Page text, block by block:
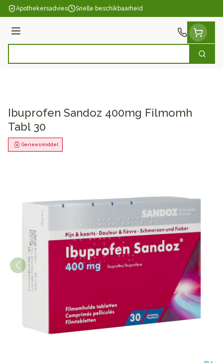
Ga naar de inhoud
Apothekersadvies Snelle beschikbaarheid
Menu
Zoek
Ibuprofen Sandoz 400mg Filmomh
Tabl 30
Geneesmiddel